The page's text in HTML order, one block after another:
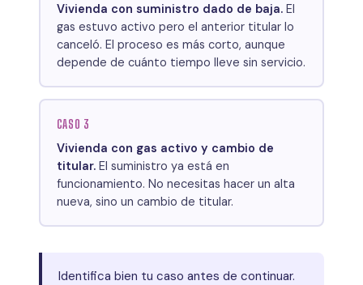
Vivienda con suministro dado de baja.El
gas estuvo activo pero el anterior titular lo
canceló. El proceso es más corto, aunque
depende de cuánto tiempo lleve sin servicio.
CASO 3
Vivienda con gas activo y cambio de
titular.El suministro ya está en
funcionamiento. No necesitas hacer un alta
nueva, sino un cambio de titular.
Identifica bien tu caso antes de continuar.